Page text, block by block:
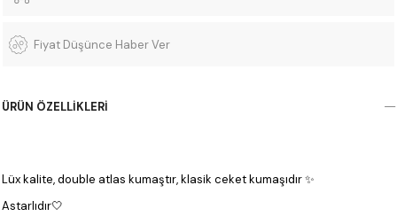
Fiyat Düşünce Haber Ver
ÜRÜN ÖZELLIKLERI
Lüx kalite, double atlas kumaştır, klasik ceket kumaşıdır ✨
Astarlıdır🤍